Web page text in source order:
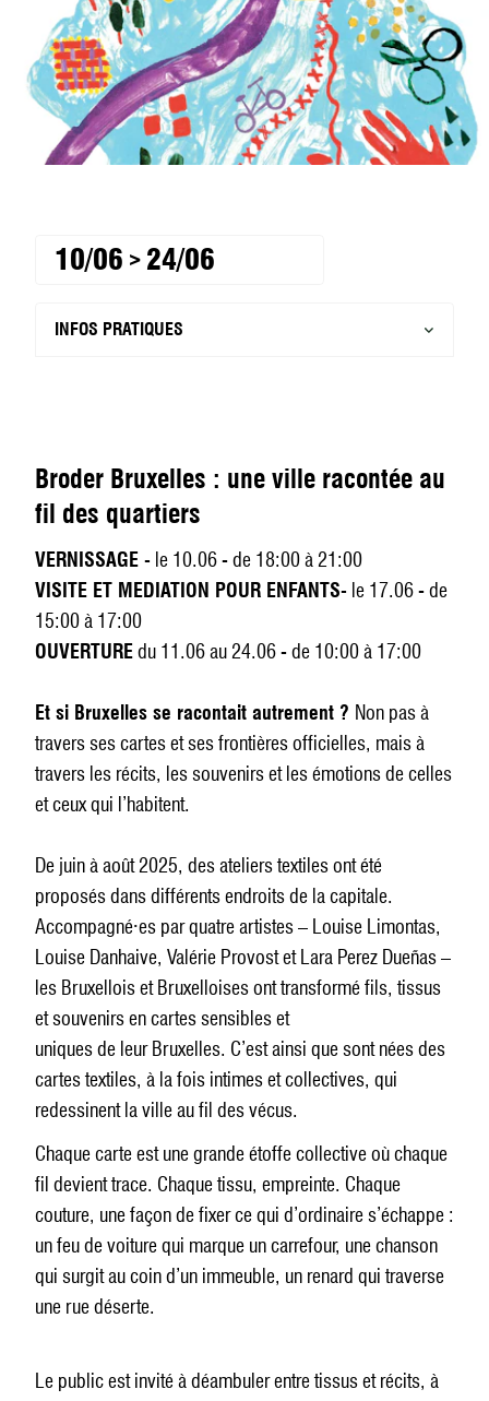
Broder Bruxelles : une ville racontée au
fil des quartiers
VERNISSAGE - le 10.06 - de 18:00 à 21:00
VISITE ET MEDIATION POUR ENFANTS- le 17.06 - de
15:00 à 17:00
OUVERTUREdu 11.06 au 24.06 - de 10:00 à 17:00
Et si Bruxelles se racontait autrement ? Non pas à
travers ses cartes et ses frontières officielles, mais à
travers les récits, les souvenirs et les émotions de celles
et ceux qui l’habitent.
De juin à août 2025, des ateliers textiles ont été
proposés dans différents endroits de la capitale.
Accompagné·es par quatre artistes – Louise Limontas,
Louise Danhaive, Valérie Provost et Lara Perez Dueñas –
les Bruxellois et Bruxelloises ont transformé fils, tissus
et souvenirs en cartes sensibles et
uniques de leur Bruxelles. C’est ainsi que sont nées des
cartes textiles, à la fois intimes et collectives, qui
redessinent la ville au fil des vécus.
Chaque carte est une grande étoffe collective où chaque
fil devient trace. Chaque tissu, empreinte. Chaque
couture, une façon de fixer ce qui d’ordinaire s’échappe :
un feu de voiture qui marque un carrefour, une chanson
qui surgit au coin d’un immeuble, un renard qui traverse
une rue déserte.
Le public est invité à déambuler entre tissus et récits, à
10/06 > 24/06
INFOS PRATIQUES